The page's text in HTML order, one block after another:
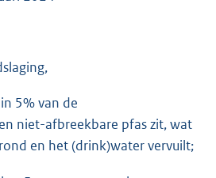
5% van de
niet-afbreekbare pfas zit, wat
en het (drink)water vervuilt;